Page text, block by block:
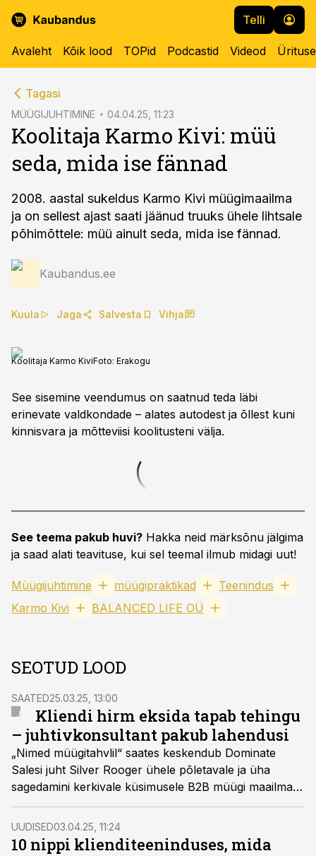
Telli
Avaleht Kõik lood TOPid Podcastid Videod
Tagasi
MÜÜGIJUHTIMINE 04.04.25, 11:23
Koolitaja Karmo Kivi: müü
seda, mida ise fännad
2008. aastal sukeldus Karmo Kivi müügimaailma
ja on sellest ajast saati jäänud truuks ühele lihtsale
põhimõttele: müü ainult seda, mida ise fännad.
Kaubandus.ee
Kuula Jaga Salvesta Vihja
Koolitaja Karmo KiviFoto: Erakogu
See sisemine veendumus on saatnud teda läbi
erinevate valdkondade – alates autodest ja õllest kuni
kinnisvara ja mõtteviisi koolitusteni välja.
See teema pakub huvi? Hakka neid märksõnu jälgima
ja saad alati teavituse, kui sel teemal ilmub midagi uut!
Müügijuhtimine müügipraktikad
Teenindus
Karmo Kivi
BALANCED LIFE OÜ
SEOTUD LOOD
SAATED25.03.25, 13:00
Kliendi hirm eksida tapab tehingu
– juhtivkonsultant pakub lahendusi
„Nimed müügitahvlil“ saates keskendub Dominate
Salesi juht Silver Rooger ühele põletavale ja üha
sagedamini kerkivale küsimusele B2B müügi maailmas:
miks jäävad paljud tehingud seisma? Kas klientide
otsustamatus ja viimasel hetkel diilidest taganemine on
tõusuteel? Vastust otsib Rooger teadusuuringute ja
UUDISED03.04.25, 11:24
10 nippi klienditeeninduses, mida